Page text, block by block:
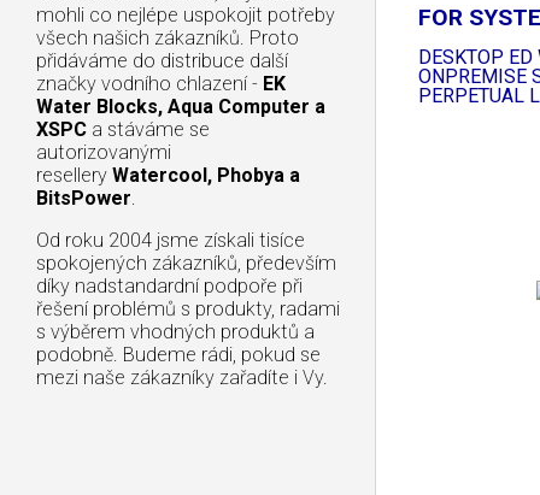
mohli co nejlépe uspokojit potřeby
všech našich zákazníků. Proto
přidáváme do distribuce další
značky vodního chlazení - EK
Water Blocks, Aqua Computer a
XSPC a stáváme se
autorizovanými
resellery Watercool, Phobya a
BitsPower.
Od roku 2004 jsme získali tisíce
spokojených zákazníků, především
díky nadstandardní podpoře při
řešení problémů s produkty, radami
s výběrem vhodných produktů a
podobně. Budeme rádi, pokud se
mezi naše zákazníky zařadíte i Vy.
FOR
RECOVERY
DESKTOP
ONPREMISE
PERPETUAL